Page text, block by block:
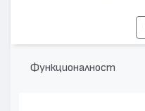
Функционалност